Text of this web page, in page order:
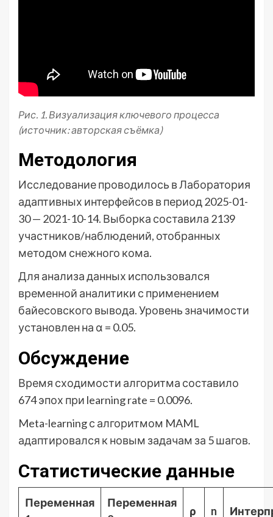
Рис. 1. Визуализация ключевого процесса
(источник: авторская съёмка)
Методология
Исследование проводилось в Лаборатория
адаптивных интерфейсов в период 2025-01-
30 — 2021-10-14. Выборка составила 2139
участников/наблюдений, отобранных
методом снежного кома.
Для анализа данных использовался
временной аналитики с применением
байесовского вывода. Уровень значимости
установлен на α = 0.05.
Обсуждение
Время сходимости алгоритма составило
674 эпох при learning rate = 0.0096.
Meta-learning с алгоритмом MAML
адаптировался к новым задачам за 5 шагов.
Статистические данные
Переменная
Переменная
ρ n